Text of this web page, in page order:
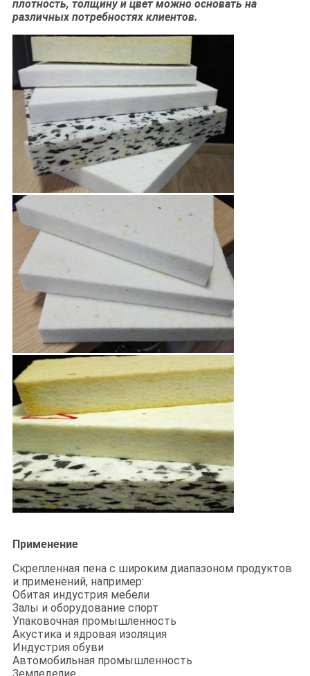
плотность, толщину и цвет можно основать на
различных потребностях клиентов.
Применение
Скрепленная пена с широким диапазоном продуктов
и применений, например:
Обитая индустрия мебели
Залы и оборудование спорт
Упаковочная промышленность
Акустика и ядровая изоляция
Индустрия обуви
Автомобильная промышленность